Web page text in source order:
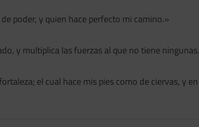
poder, y quien hace perfecto mi camino.»
y multiplica las fuerzas al que no tiene
el cual hace mis pies como de ciervas, y